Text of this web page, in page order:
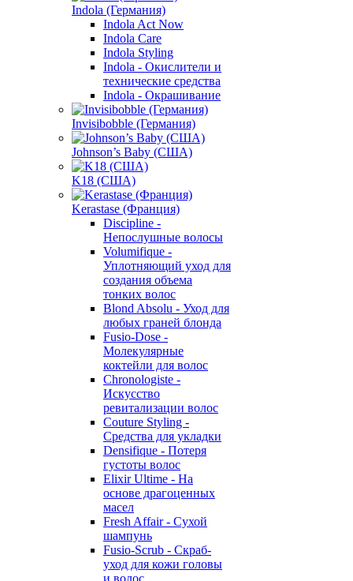
Indola (Германия)
Indola Act Now
Indola Care
Indola Styling
Indola - Окислители и
технические средства
Indola - Окрашивание
Invisibobble (Германия)
Johnson’s Baby (США)
K18 (США)
Kerastase (Франция)
Discipline -
Непослушные волосы
Volumifique -
Уплотняющий уход для
создания объема
тонких волос
Blond Absolu - Уход для
любых граней блонда
Fusio-Dose -
Молекулярные
коктейли для волос
Chronologiste -
Искусство
ревитализации волос
Couture Styling -
Средства для укладки
Densifique - Потеря
густоты волос
Elixir Ultime - На
основе драгоценных
масел
Fresh Affair - Сухой
шампунь
Fusio-Scrub - Скраб-
уход для кожи головы
и волос